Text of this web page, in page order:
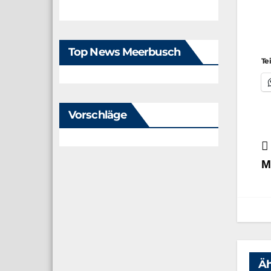
Top News Meerbusch
Vorschläge